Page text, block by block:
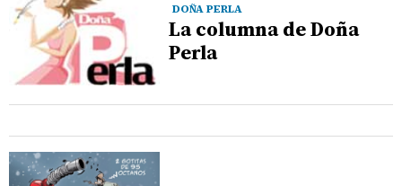
DOÑA PERLA
La columna de Doña
Perla